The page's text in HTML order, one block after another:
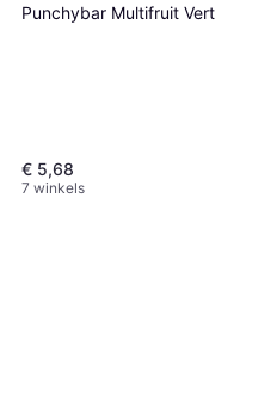
Punchybar Multifruit Vert
€ 5,68
7 winkels